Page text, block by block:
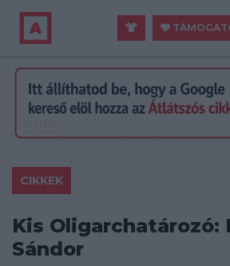
CIKKEK
Kis Oligarchatározó:
Sándor